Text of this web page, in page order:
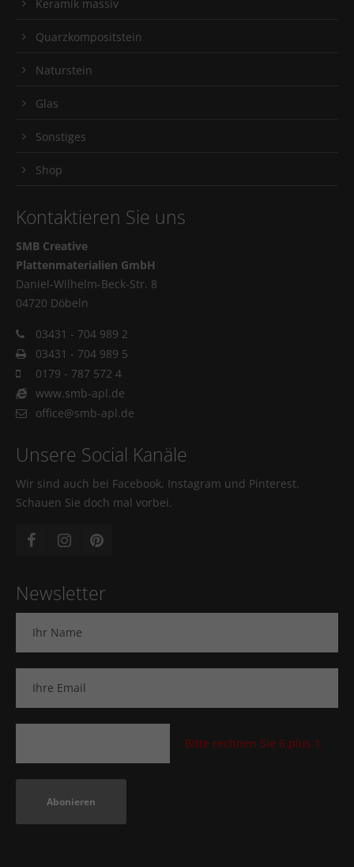
Keramik massiv
Quarzkompositstein
Naturstein
Glas
Sonstiges
Shop
Kontaktieren Sie uns
SMB Creative
Plattenmaterialien GmbH
Daniel-Wilhelm-Beck-Str. 8
04720 Döbeln
03431 - 704 989 2
03431 - 704 989 5
0179 - 787 572 4
www.smb-apl.de
office@smb-apl.de
Unsere Social Kanäle
Wir sind auch bei Facebook, Instagram und Pinterest.
Schauen Sie doch mal vorbei.
Newsletter
Bitte rechnen Sie 6 plus 1.
Abonieren